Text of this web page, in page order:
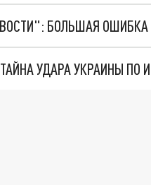
УДАРА УКРАИНЫ